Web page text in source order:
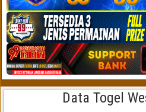
Data Togel